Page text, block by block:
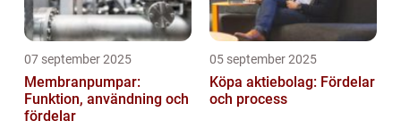
07 september 2025
Membranpumpar:
Funktion, användning och
fördelar
05 september 2025
Köpa aktiebolag: Fördelar
och process